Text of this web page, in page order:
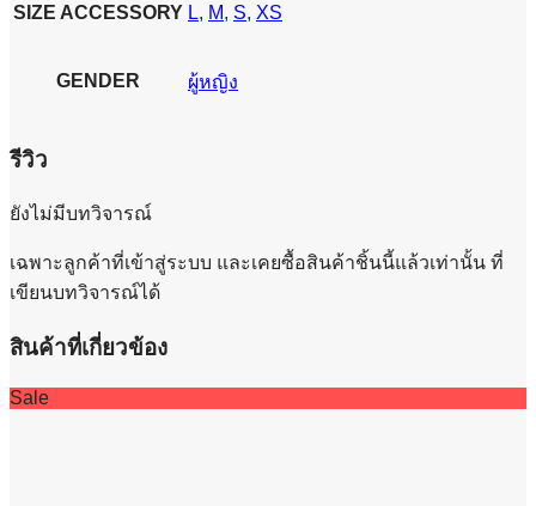
SIZE ACCESSORY L, M, S, XS
GENDER ผู้หญิง
รีวิว
ยังไม่มีบทวิจารณ์
เฉพาะลูกค้าที่เข้าสู่ระบบ และเคยซื้อสินค้าชิ้นนี้แล้วเท่านั้น ที่
เขียนบทวิจารณ์ได้
สินค้าที่เกี่ยวข้อง
Sale